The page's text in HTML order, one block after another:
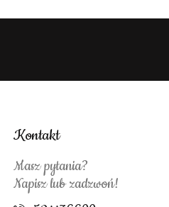
Kontakt
Masz pytania?
Napisz lub zadzwoń!